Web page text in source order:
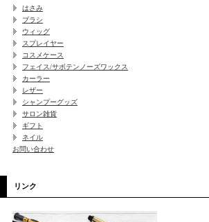
はさみ
ブラシ
ウィッグ
スプレイヤー
コスメケース
フェイス/サボテンノーズワックス
カーラー
レザー
シャンプーグッズ
サロン雑貨
ギフト
ネイル
お問い合わせ
リンク